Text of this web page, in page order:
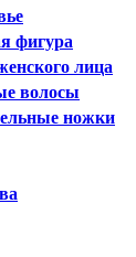
фигура
лица
волосы
ножки